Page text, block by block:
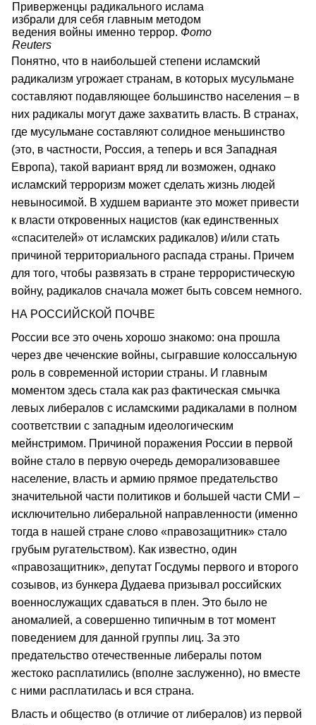
Приверженцы радикального ислама
избрали для себя главным методом
ведения войны именно террор. Фото
Reuters
Понятно, что в наибольшей степени исламский
радикализм угрожает странам, в которых мусульмане
составляют подавляющее большинство населения – в
них радикалы могут даже захватить власть. В странах,
где мусульмане составляют солидное меньшинство
(это, в частности, Россия, а теперь и вся Западная
Европа), такой вариант вряд ли возможен, однако
исламский терроризм может сделать жизнь людей
невыносимой. В худшем варианте это может привести
к власти откровенных нацистов (как единственных
«спасителей» от исламских радикалов) и/или стать
причиной территориального распада страны. Причем
для того, чтобы развязать в стране террористическую
войну, радикалов сначала может быть совсем немного.
НА РОССИЙСКОЙ ПОЧВЕ
России все это очень хорошо знакомо: она прошла
через две чеченские войны, сыгравшие колоссальную
роль в современной истории страны. И главным
моментом здесь стала как раз фактическая смычка
левых либералов с исламскими радикалами в полном
соответствии с западным идеологическим
мейнстримом. Причиной поражения России в первой
войне стало в первую очередь деморализовавшее
население, власть и армию прямое предательство
значительной части политиков и большей части СМИ –
исключительно либеральной направленности (именно
тогда в нашей стране слово «правозащитник» стало
грубым ругательством). Как известно, один
«правозащитник», депутат Госдумы первого и второго
созывов, из бункера Дудаева призывал российских
военнослужащих сдаваться в плен. Это было не
аномалией, а совершенно типичным в тот момент
поведением для данной группы лиц. За это
предательство отечественные либералы потом
жестоко расплатились (вполне заслуженно), но вместе
с ними расплатилась и вся страна.
Власть и общество (в отличие от либералов) из первой